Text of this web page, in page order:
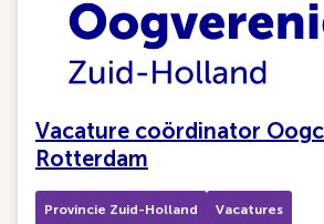
Vacature coördinator
Rotterdam
Provincie Zuid-Holland Vacatures